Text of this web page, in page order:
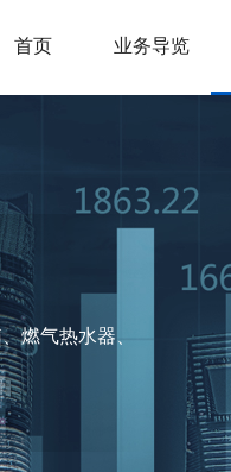
首页 业务导览
燃气热水器、